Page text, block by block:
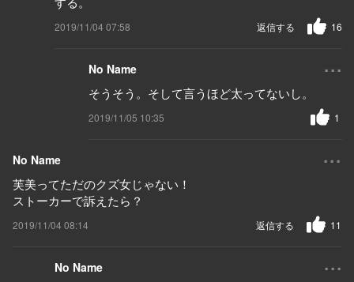
2019/11/04 07:58 16
返信する
No Name ...
そうそう。そして言うほど太ってないし。
2019/11/05 10:35 1
No Name ...
芙美ってただのクズ女じゃない！
ストーカーで訴えたら？
2019/11/04 08:14 11
返信する
No Name ...